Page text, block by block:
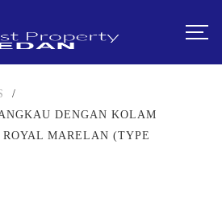
/
DENGAN KOLAM
MARELAN (TYPE